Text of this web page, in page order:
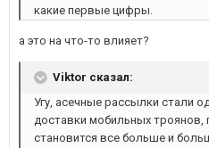
какие первые цифры.
а это на что-то влияет?
Viktor сказал:
Угу, асечные рассылки стали
доставки мобильных троянов,
становится все больше и